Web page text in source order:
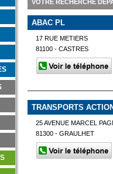
VOTRE RECHERCHE
ABAC PL
17 RUE METIERS
81100 - CASTRES
TRANSPORTS
25 AVENUE MARCEL
81300 - GRAULHET